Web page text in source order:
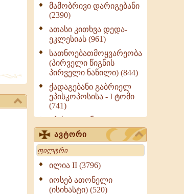
მამობრივი დარიგებანი
(2390)
ათასი კითხვა დედა-
ეკლესიას (961)
სათნოებათმოყვარეობა
(პირველი წიგნის
პირველი ნაწილი) (844)
ქადაგებანი გაბრიელ
ეპისკოპოსისა - I ტომი
(741)
ეპისტოლენი,
ქადაგებანი, სიტყვანი
(ნაწილი III) (723)
მოძღვრის ძალზე
სასარგებლო რჩევები
მრევლისათვის (545)
Wisdomge (514)
ავტორი
Search
ილია II (3796)
იოსებ ათონელი
(ისიხასტი) (520)